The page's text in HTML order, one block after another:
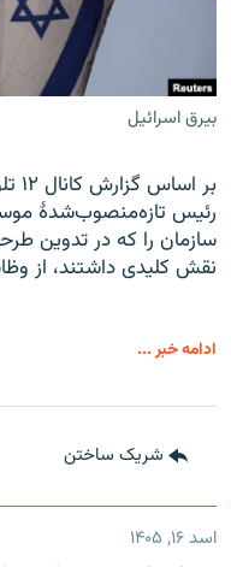
بیرق اسرائیل
رئیس تازه‌منصوب‌شدۀ
سازمان را که در تدوین
نقش کلیدی داشتند، از
ادامه خبر ...
شریک ساختن
اسد ۱۶, ۱۴۰۵